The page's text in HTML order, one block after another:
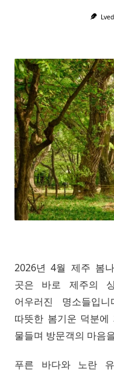
2026년 4월 제주 봄
곳은 바로 제주의
어우러진 명소들입
따뜻한 봄기운 덕분
물들며 방문객의 마음
푸른 바다와 노란